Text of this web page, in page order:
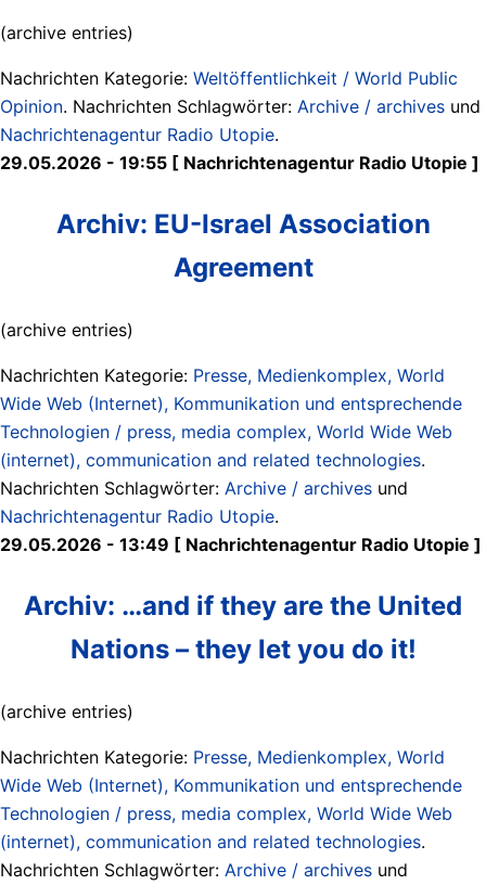
(archive entries)
Nachrichten Kategorie: Weltöffentlichkeit / World Public
Opinion. Nachrichten Schlagwörter: Archive / archives und
Nachrichtenagentur Radio Utopie.
29.05.2026 - 19:55 [ Nachrichtenagentur Radio Utopie ]
Archiv: EU-Israel Association
Agreement
(archive entries)
Nachrichten Kategorie: Presse, Medienkomplex, World
Wide Web (Internet), Kommunikation und entsprechende
Technologien / press, media complex, World Wide Web
(internet), communication and related technologies.
Nachrichten Schlagwörter: Archive / archives und
Nachrichtenagentur Radio Utopie.
29.05.2026 - 13:49 [ Nachrichtenagentur Radio Utopie ]
Archiv: …and if they are the United
Nations – they let you do it!
(archive entries)
Nachrichten Kategorie: Presse, Medienkomplex, World
Wide Web (Internet), Kommunikation und entsprechende
Technologien / press, media complex, World Wide Web
(internet), communication and related technologies.
Nachrichten Schlagwörter: Archive / archives und